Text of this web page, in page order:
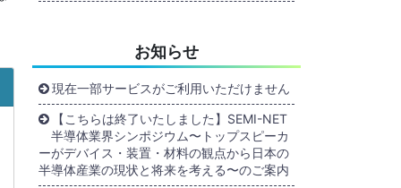
お知らせ
現在一部サービスがご利用いただけません
【こちらは終了いたしました】SEMI-NET
半導体業界シンポジウム〜トップスピーカ
ーがデバイス・装置・材料の観点から日本の
半導体産業の現状と将来を考える〜のご案内